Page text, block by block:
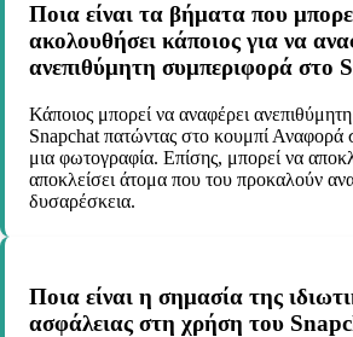
Ποια είναι τα βήματα που
ακολουθήσει κάποιος για να
ανεπιθύμητη συμπεριφορά στο
Κάποιος μπορεί να αναφέρει
Snapchat πατώντας στο κουμπί Αναφορά
μια φωτογραφία. Επίσης, μπορεί να
αποκλείσει άτομα που του προκαλούν
δυσαρέσκεια.
Ποια είναι η σημασία της
ασφάλειας στη χρήση του